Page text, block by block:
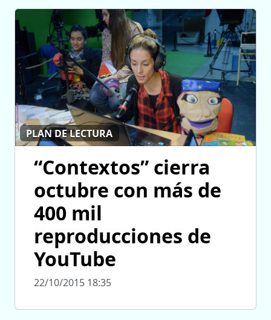
PLAN DE LECTURA
“Contextos” cierra
octubre con más de
400 mil
reproducciones de
YouTube
22/10/2015 18:35